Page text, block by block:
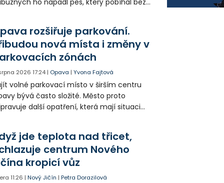
psa hledá.
rozšiřuje parkování.
nová místa i změny v
zónách
2026 17:24 | Opava |Yvona Fajtová
volné parkovací místo v širším centru
bývá často složité. Město proto
další opatření, která mají situaci
řidiče v parkovacích zónách.
jde teplota nad třicet,
centrum Nového
kropicí vůz
11:26 |Nový Jičín |Petra Dorazilová